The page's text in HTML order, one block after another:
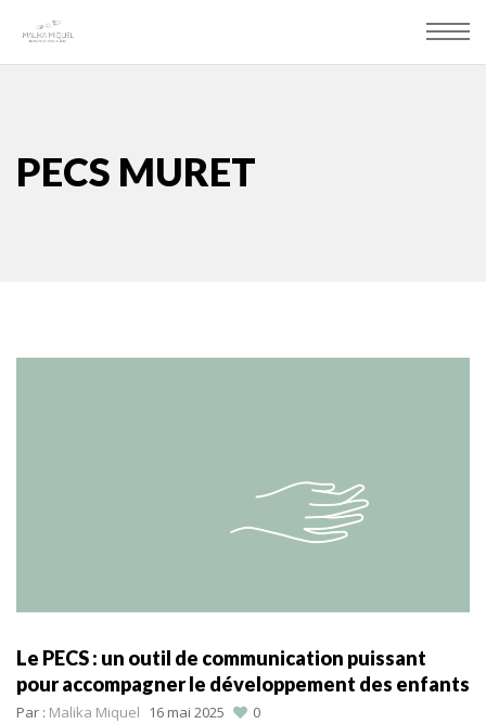
PECS MURET
Le PECS : un outil de communication puissant
pour accompagner le développement des enfants
Par : Malika Miquel 16 mai 2025 0